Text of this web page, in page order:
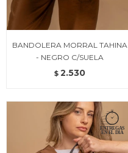
BANDOLERA MORRAL TAHINA
- NEGRO C/SUELA
$ 2.530